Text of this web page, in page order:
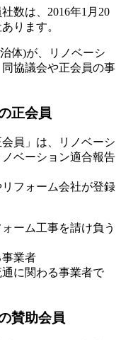
数は、2016年1月20
ります。
体)が、リノベーシ
協議会や正会員の事
正会員
員」は、リノベーシ
ベーション適合報告
フォーム会社が登録
ーム工事を請け負う
事業者
に関わる事業者で
賛助会員